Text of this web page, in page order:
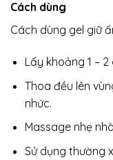
Cách dùng
Cách dùng gel giữ
Lấy khoảng 1 –
Thoa đều lên
nhức.
Massage nhẹ
Sử dụng thường